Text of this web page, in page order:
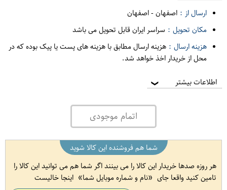
ارسال از : اصفهان-اصفهان
مکان تحویل : سراسر ایران قابل تحویل می باشد
هزینه ارسال : هزینه ارسال مطابق با هزینه های پست یا پیک بوده که در
محل از خریدار اخذ خواهد شد.
اطلاعات بیشتر ❯
اتمام موجودی
شما هم فروشنده این کالا شوید
هر روزه صدها خریدار این کالا را می بینند اگر شما هم می توانید این کالا را
تامین کنید واقعا جای
نام و شماره موبایل شما اینجا خالیست